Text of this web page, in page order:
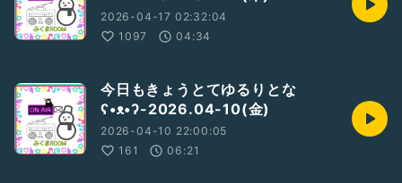
2026-04-17 02:32:04
1097
04:34
今日もきょうとてゆるりとな
ʕ•ᴥ•ʔ-2026.04-10(金)
2026-04-10 22:00:05
161
06:21